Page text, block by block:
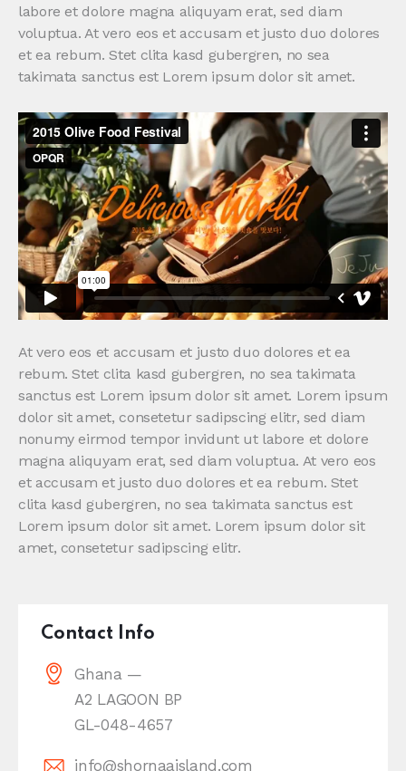
labore et dolore magna aliquyam erat, sed diam
voluptua. At vero eos et accusam et justo duo dolores
et ea rebum. Stet clita kasd gubergren, no sea
takimata sanctus est Lorem ipsum dolor sit amet.
At vero eos et accusam et justo duo dolores et ea
rebum. Stet clita kasd gubergren, no sea takimata
sanctus est Lorem ipsum dolor sit amet. Lorem ipsum
dolor sit amet, consetetur sadipscing elitr, sed diam
nonumy eirmod tempor invidunt ut labore et dolore
magna aliquyam erat, sed diam voluptua. At vero eos
et accusam et justo duo dolores et ea rebum. Stet
clita kasd gubergren, no sea takimata sanctus est
Lorem ipsum dolor sit amet. Lorem ipsum dolor sit
amet, consetetur sadipscing elitr.
Contact Info
Ghana —
A2 LAGOON BP
GL-048-4657
info@shornaaisland.com